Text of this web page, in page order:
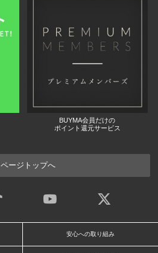
BUYMA会員だけの
ポイント還元サービス
ページトップへ
安心への取り組み